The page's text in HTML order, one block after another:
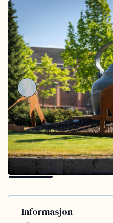
Informasjon